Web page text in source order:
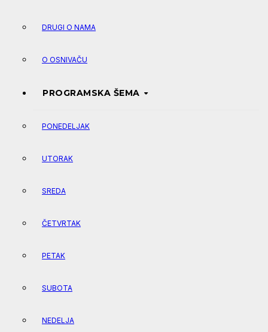
DRUGI O NAMA
O OSNIVAČU
PROGRAMSKA ŠEMA
PONEDELJAK
UTORAK
SREDA
ČETVRTAK
PETAK
SUBOTA
NEDELJA